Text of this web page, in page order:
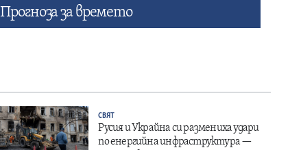
Прогнозa за времето
СВЯТ
Русия и Украйна си размениха удари
по енергийна инфраструктура —